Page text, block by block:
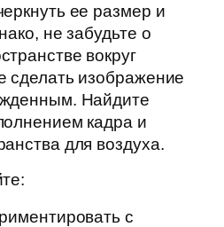
ее размер и
не забудьте о
вокруг
изображение
Найдите
кадра и
для воздуха.
с